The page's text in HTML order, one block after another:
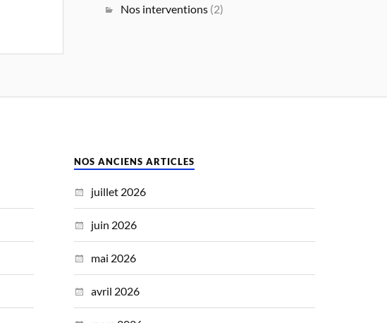
Nos interventions (2)
NOS ANCIENS ARTICLES
juillet 2026
juin 2026
mai 2026
avril 2026